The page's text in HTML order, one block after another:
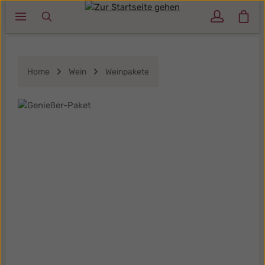
Zum Hauptinhalt springen
Home Wein Weinpakete
Bildergalerie überspringen